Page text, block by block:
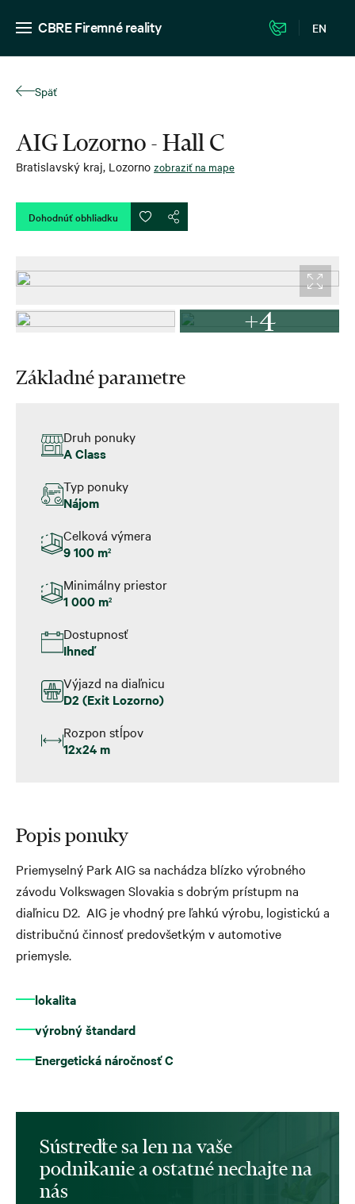
CBRE Firemné reality EN
Späť
AIG Lozorno - Hall C
Bratislavský kraj, Lozorno zobraziť na mape
Dohodnúť obhliadku
+4
Základné parametre
Druh ponuky
A Class
Typ ponuky
Nájom
Celková výmera
9 100 m2
Minimálny priestor
1 000 m2
Dostupnosť
Ihneď
Výjazd na diaľnicu
D2 (Exit Lozorno)
Rozpon stĺpov
12x24 m
Popis ponuky
Priemyselný Park AIG sa nachádza blízko výrobného
závodu Volkswagen Slovakia s dobrým prístupm na
diaľnicu D2. AIG je vhodný pre ľahkú výrobu, logistickú a
distribučnú činnosť predovšetkým v automotive
priemysle.
lokalita
výrobný štandard
Energetická náročnosť C
Sústreďte sa len na vaše
podnikanie a ostatné nechajte na
nás